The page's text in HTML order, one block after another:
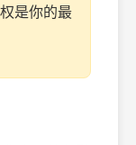
是你的最